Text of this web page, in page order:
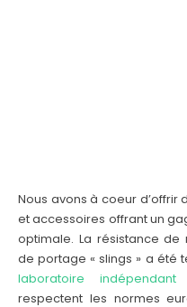
Nous avons à coeur d’offrir
et accessoires offrant un
optimale. La résistance de
de portage « slings » a été
laboratoire indépendant
respectent les normes